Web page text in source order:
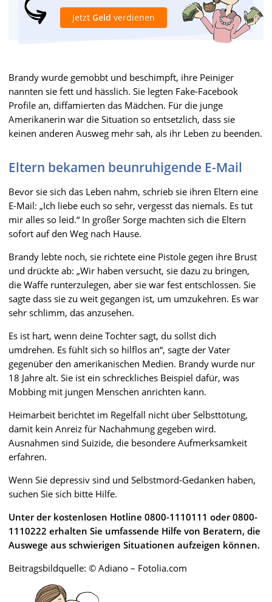
Jetzt Geld verdienen
Brandy wurde gemobbt und beschimpft, ihre Peiniger
nannten sie fett und hässlich. Sie legten Fake-Facebook
Profile an, diffamierten das Mädchen. Für die junge
Amerikanerin war die Situation so entsetzlich, dass sie
keinen anderen Ausweg mehr sah, als ihr Leben zu beenden.
Eltern bekamen beunruhigende E-Mail
Bevor sie sich das Leben nahm, schrieb sie ihren Eltern eine
E-Mail: „Ich liebe euch so sehr, vergesst das niemals. Es tut
mir alles so leid.“ In großer Sorge machten sich die Eltern
sofort auf den Weg nach Hause.
Brandy lebte noch, sie richtete eine Pistole gegen ihre Brust
und drückte ab: „Wir haben versucht, sie dazu zu bringen,
die Waffe runterzulegen, aber sie war fest entschlossen. Sie
sagte dass sie zu weit gegangen ist, um umzukehren. Es war
sehr schlimm, das anzusehen.
Es ist hart, wenn deine Tochter sagt, du sollst dich
umdrehen. Es fühlt sich so hilflos an“, sagte der Vater
gegenüber den amerikanischen Medien. Brandy wurde nur
18 Jahre alt. Sie ist ein schreckliches Beispiel dafür, was
Mobbing mit jungen Menschen anrichten kann.
Heimarbeit berichtet im Regelfall nicht über Selbsttötung,
damit kein Anreiz für Nachahmung gegeben wird.
Ausnahmen sind Suizide, die besondere Aufmerksamkeit
erfahren.
Wenn Sie depressiv sind und Selbstmord-Gedanken haben,
suchen Sie sich bitte Hilfe.
Unter der kostenlosen Hotline 0800-1110111 oder 0800-
1110222 erhalten Sie umfassende Hilfe von Beratern, die
Auswege aus schwierigen Situationen aufzeigen können.
Beitragsbildquelle: © Adiano – Fotolia.com